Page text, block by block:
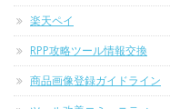
楽天ペイ
RPP攻略ツール情報交換
商品画像登録ガイドライン